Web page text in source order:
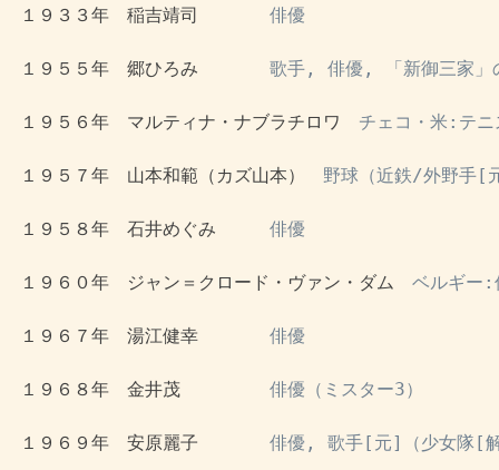
１９３３年　稲吉靖司 俳優
１９５５年　郷ひろみ 歌手, 俳優, 「新御三家」
１９５６年　マルティナ・ナブラチロワ チェコ・米:テニ
１９５７年　山本和範（カズ山本） 野球（近鉄/外野手[
１９５８年　石井めぐみ 俳優
１９６０年　ジャン＝クロード・ヴァン・ダム ベルギー:
１９６７年　湯江健幸 俳優
１９６８年　金井茂 俳優（ミスター3）
１９６９年　安原麗子 俳優, 歌手[元]（少女隊[